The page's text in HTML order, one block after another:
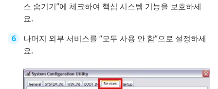
스 숨기기”에 체크하여 핵심 시스템 기능을 보호하세
요.
나머지 외부 서비스를 “모두 사용 안 함”으로 설정하세
요.